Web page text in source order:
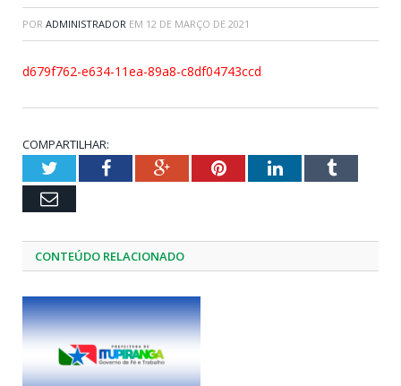
POR ADMINISTRADOR EM 12 DE MARÇO DE 2021
d679f762-e634-11ea-89a8-c8df04743ccd
COMPARTILHAR:
TwitterFacebookGoogle+PinterestLinkedInTumblr
Email
CONTEÚDO RELACIONADO